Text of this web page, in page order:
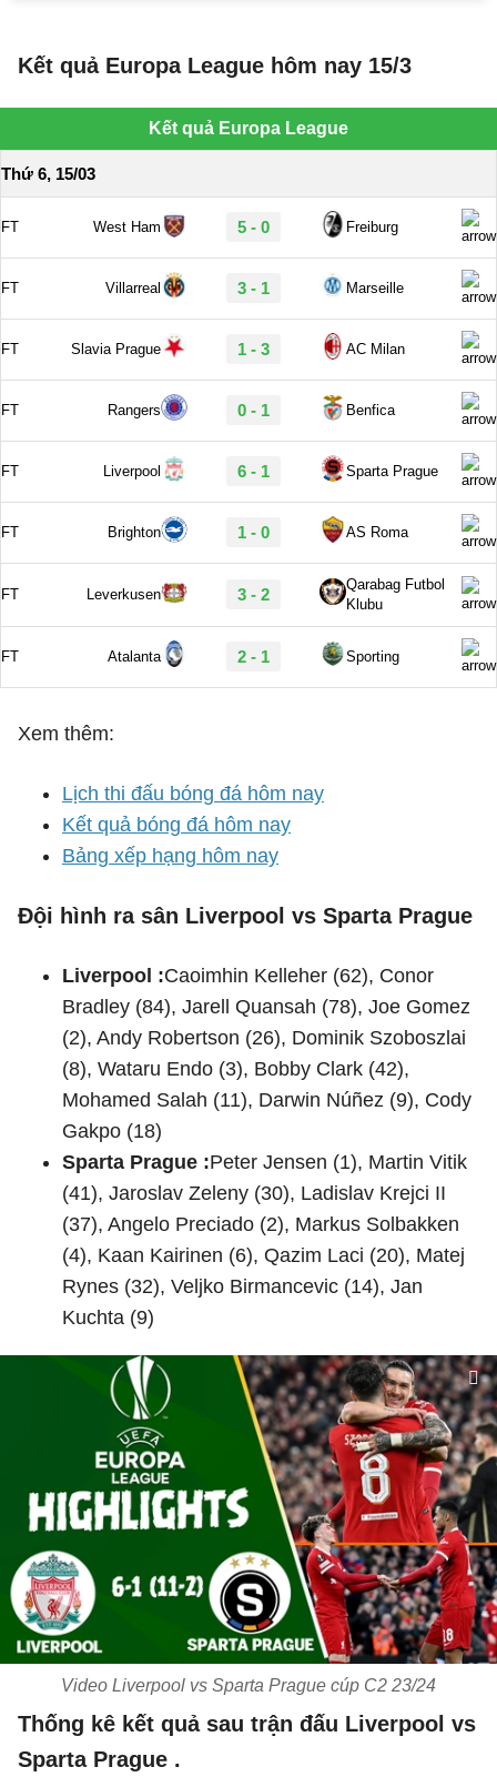
Kết quả Europa League hôm nay 15/3
Xem thêm:
Lịch thi đấu bóng đá hôm nay
Kết quả bóng đá hôm nay
Bảng xếp hạng hôm nay
Đội hình ra sân Liverpool vs Sparta Prague
Liverpool :Caoimhin Kelleher (62), Conor
Bradley (84), Jarell Quansah (78), Joe Gomez
(2), Andy Robertson (26), Dominik Szoboszlai
(8), Wataru Endo (3), Bobby Clark (42),
Mohamed Salah (11), Darwin Núñez (9), Cody
Gakpo (18)
Sparta Prague :Peter Jensen (1), Martin Vitik
(41), Jaroslav Zeleny (30), Ladislav Krejci II
(37), Angelo Preciado (2), Markus Solbakken
(4), Kaan Kairinen (6), Qazim Laci (20), Matej
Rynes (32), Veljko Birmancevic (14), Jan
Kuchta (9)
Video Liverpool vs Sparta Prague cúp C2 23/24
Thống kê kết quả sau trận đấu Liverpool vs
Sparta Prague .